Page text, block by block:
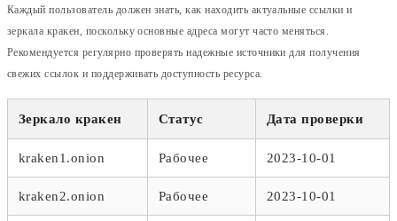
Каждый пользователь должен знать, как находить актуальные ссылки и
зеркала кракен, поскольку основные адреса могут часто меняться.
Рекомендуется регулярно проверять надежные источники для получения
свежих ссылок и поддерживать доступность ресурса.
Зеркало кракен Статус Дата проверки
kraken1.onion Рабочее 2023-10-01
kraken2.onion Рабочее 2023-10-01